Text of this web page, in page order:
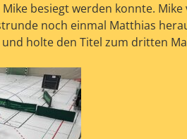
besiegt werden konnte.
noch einmal Matthias
holte den Titel zum dritten